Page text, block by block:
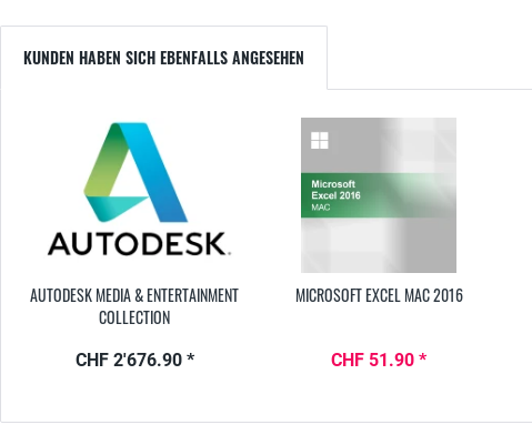
KUNDEN HABEN SICH EBENFALLS ANGESEHEN
AUTODESK MEDIA & ENTERTAINMENT
COLLECTION
CHF 2'676.90 *
MICROSOFT EXCEL MAC 2016
CHF 51.90 *